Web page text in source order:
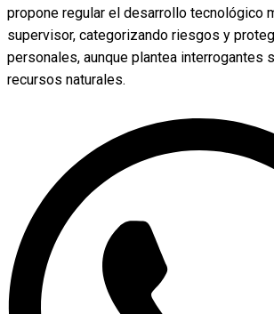
propone regular el desarrollo tecnológico
supervisor, categorizando riesgos y
personales, aunque plantea interrogantes
recursos naturales.